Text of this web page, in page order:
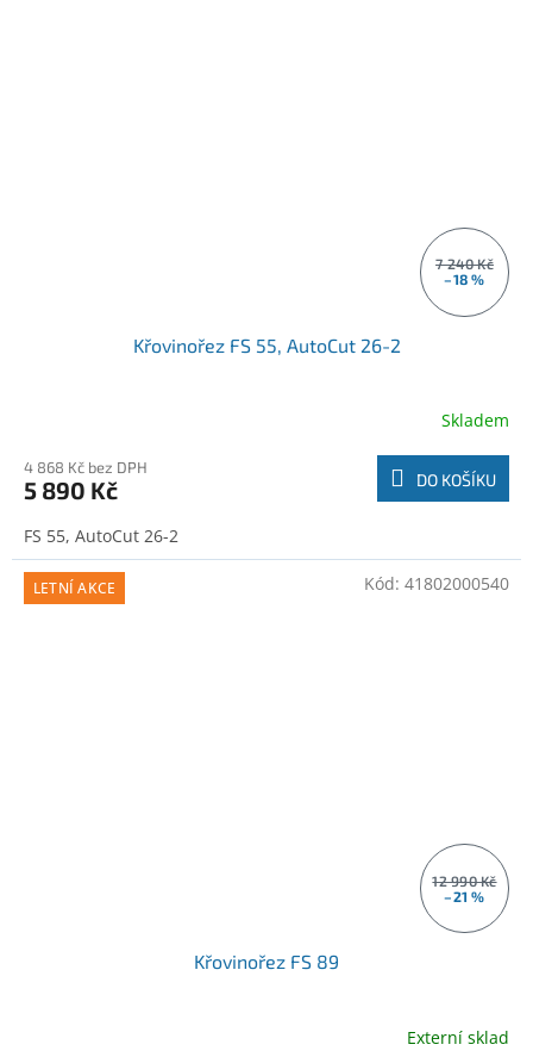
7 240 Kč
–18 %
Křovinořez FS 55, AutoCut 26-2
Skladem
4 868 Kč bez DPH
5 890 Kč DO KOŠÍKU
FS 55, AutoCut 26-2
LETNÍ AKCE
12 990 Kč
–21 %
Křovinořez FS 89
Externí sklad
Kód: 41802000540